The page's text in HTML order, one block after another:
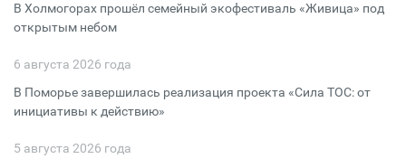
В Холмогорах прошёл семейный экофестиваль «Живица» под
открытым небом
6 августа 2026 года
В Поморье завершилась реализация проекта «Сила ТОС: от
инициативы к действию»
5 августа 2026 года